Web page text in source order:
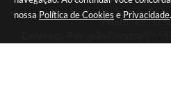
nossa Política de Cookies e Privacidade.
Telefone: (19)
Endereço: Rua João Corazzari, nº